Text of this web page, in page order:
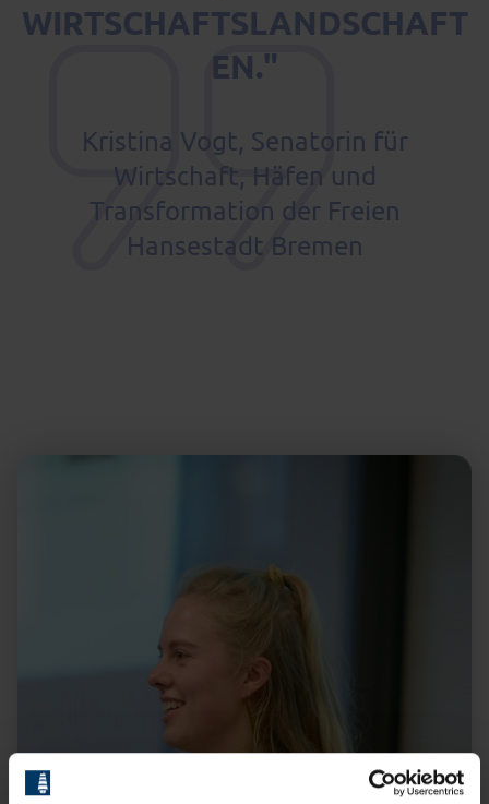
WIRTSCHAFTSLANDSCHAFT
EN."
Kristina Vogt, Senatorin für
Wirtschaft, Häfen und
Transformation der Freien
Hansestadt Bremen